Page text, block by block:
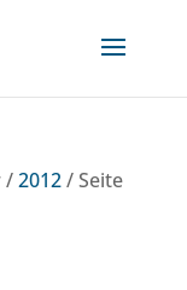
/2012/ Seite